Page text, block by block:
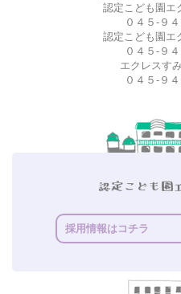
認定こども園エ
０４５-９
認定こども園エ
０４５-９
エクレスす
０４５-９
採用情報はコチラ